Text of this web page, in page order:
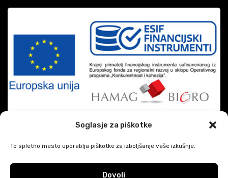
Soglasje za piškotke
To spletno mesto uporablja piškotke za izboljšanje vaše izkušnje.
Dovoli